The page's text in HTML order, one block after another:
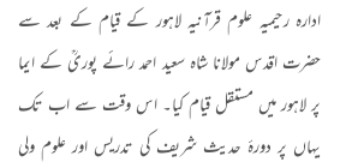
ادارہ رحیمیہ علوم قرآنیہ لاہور کے قیام کے بعد سے
حضرت اقدس مولانا شاہ سعید احمد رائے پوریؒ کے ایما
پر لاہور میں مستقل قیام کیا۔ اس وقت سے اب تک
یہاں پر دورۂ حدیث شریف کی تدریس اور علوم ولی